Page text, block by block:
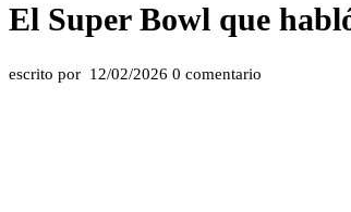
El Super Bowl que
escrito por 12/02/2026 0 comentario